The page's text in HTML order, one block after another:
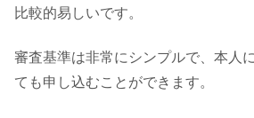
比較的易しいです。
審査基準は非常にシンプルで、本人
ても申し込むことができます。